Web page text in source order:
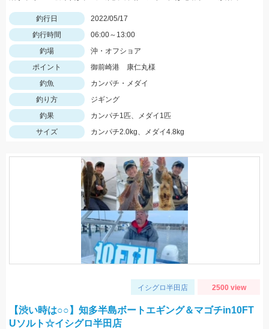
釣行日
2022/05/17
釣行時間
06:00～13:00
釣場
沖・オフショア
ポイント
御前崎港 康仁丸様
釣魚
カンパチ・メダイ
釣り方
ジギング
釣果
カンパチ1匹、メダイ1匹
サイズ
カンパチ2.0kg、メダイ4.8kg
イシグロ半田店 2500 view
【渋い時は○○】知多半島ボートエギング＆マゴチin10FT
Uソルト☆イシグロ半田店